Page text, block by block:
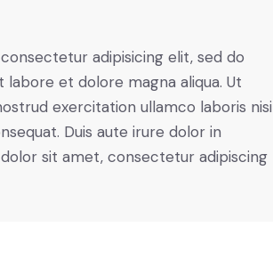
adipisicing elit, sed do
et dolore magna aliqua. Ut
exercitation ullamco laboris nisi
Duis aute irure dolor in
sit amet, consectetur adipiscing